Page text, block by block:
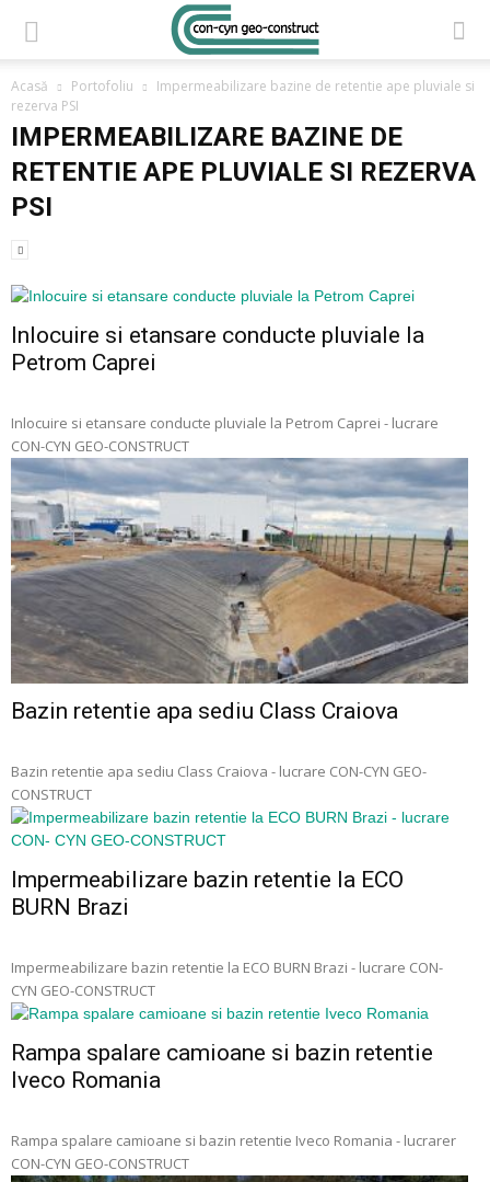
Acasă Portofoliu
Impermeabilizare bazine de retentie ape pluviale si
rezerva PSI
IMPERMEABILIZARE BAZINE DE
RETENTIE APE PLUVIALE SI REZERVA
PSI
Inlocuire si etansare conducte pluviale la
Petrom Caprei
Inlocuire si etansare conducte pluviale la Petrom Caprei - lucrare
CON-CYN GEO-CONSTRUCT
Bazin retentie apa sediu Class Craiova
Bazin retentie apa sediu Class Craiova - lucrare CON-CYN GEO-
CONSTRUCT
Impermeabilizare bazin retentie la ECO
BURN Brazi
Impermeabilizare bazin retentie la ECO BURN Brazi - lucrare CON-
CYN GEO-CONSTRUCT
Rampa spalare camioane si bazin retentie
Iveco Romania
Rampa spalare camioane si bazin retentie Iveco Romania - lucrarer
CON-CYN GEO-CONSTRUCT